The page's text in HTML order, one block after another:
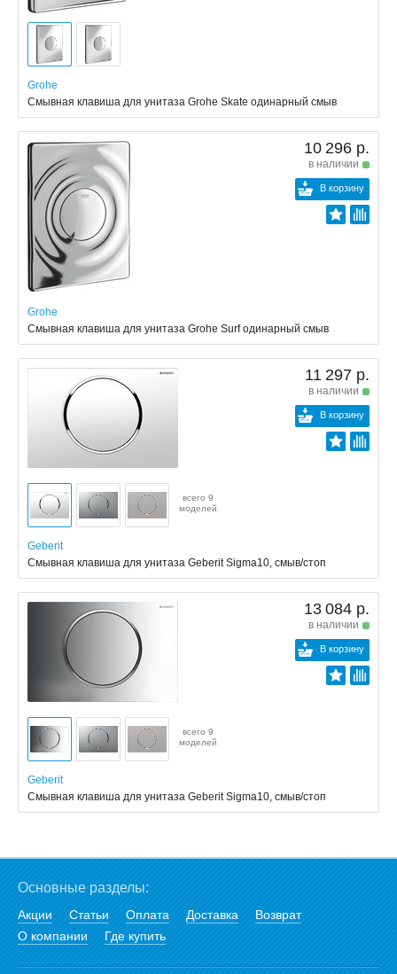
Grohe
Смывная клавиша для унитаза Grohe Skate одинарный смыв
10 296 р.
в наличии
В корзину
Grohe
Смывная клавиша для унитаза Grohe Surf одинарный смыв
11 297 р.
в наличии
В корзину
всего 9
моделей
Geberit
Смывная клавиша для унитаза Geberit Sigma10, смыв/стоп
13 084 р.
в наличии
В корзину
всего 9
моделей
Geberit
Смывная клавиша для унитаза Geberit Sigma10, смыв/стоп
Основные разделы:
Акции Статьи Оплата Доставка
Возврат
О компании
Где купить